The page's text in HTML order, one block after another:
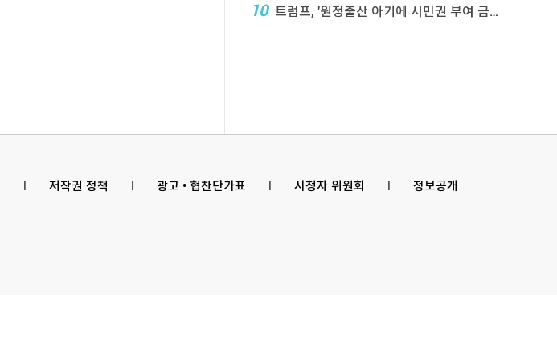
10 트럼프, '원정출산 아기에 시민권 부여 금지' 행정 ...
l 저작권 정책 l 광고 • 협찬단가표 l 시청자 위원회 l 정보공개